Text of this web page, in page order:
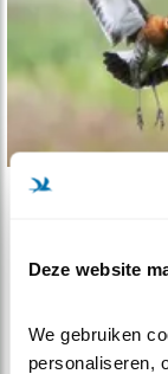
Deze website
We gebruiken
personaliseren,
lees meer